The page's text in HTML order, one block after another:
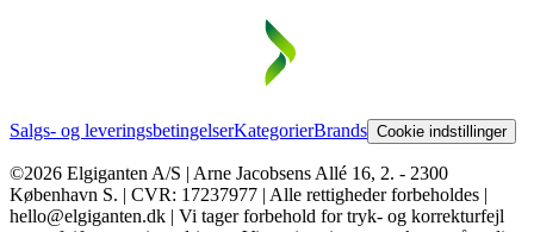
Salgs- og leveringsbetingelserKategorierBrands Cookie indstillinger
©2026 Elgiganten A/S | Arne Jacobsens Allé 16, 2. - 2300
København S. | CVR: 17237977 | Alle rettigheder forbeholdes |
hello@elgiganten.dk | Vi tager forbehold for tryk- og korrekturfejl